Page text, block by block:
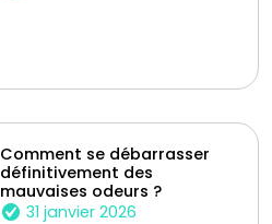
Comment se débarrasser
définitivement des
mauvaises odeurs ?
31 janvier 2026